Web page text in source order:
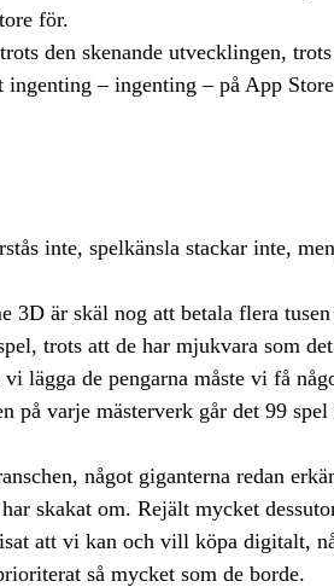
för.
den skenande utvecklingen,
ingenting – ingenting – på App
inte, spelkänsla stackar inte,
3D är skäl nog att betala flera
trots att de har mjukvara som
lägga de pengarna måste vi få
på varje mästerverk går det 99
något giganterna redan
skakat om. Rejält mycket
att vi kan och vill köpa digitalt,
så mycket som de borde.